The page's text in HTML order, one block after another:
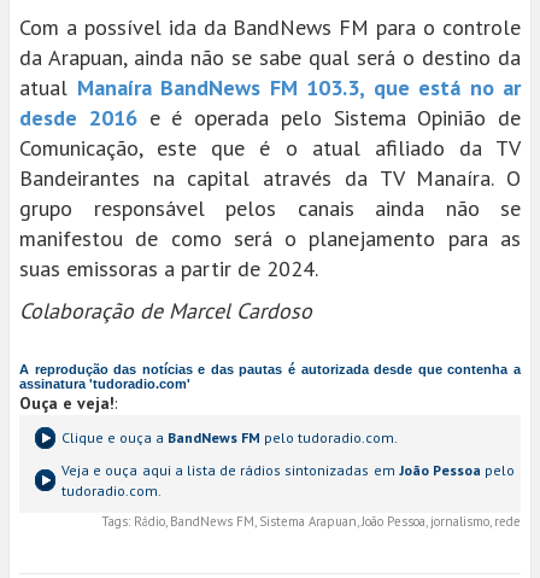
Com a possível ida da BandNews FM para o controle
da Arapuan, ainda não se sabe qual será o destino da
atual Manaíra BandNews FM 103.3, que está no ar
desde 2016e é operada pelo Sistema Opinião de
Comunicação, este que é o atual afiliado da TV
Bandeirantes na capital através da TV Manaíra. O
grupo responsável pelos canais ainda não se
manifestou de como será o planejamento para as
suas emissoras a partir de 2024.
Colaboração de Marcel Cardoso
A reprodução das notícias e das pautas é autorizada desde que contenha a
assinatura 'tudoradio.com'
Ouça e veja!:
Clique e ouça a BandNews FM pelo tudoradio.com.
Veja e ouça aqui a lista de rádios sintonizadas em João Pessoa pelo
tudoradio.com.
Tags: Rádio, BandNews FM, Sistema Arapuan, João Pessoa, jornalismo, rede